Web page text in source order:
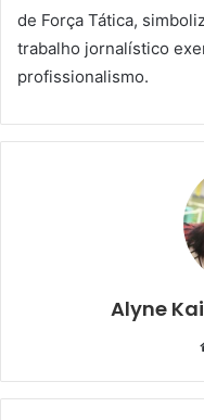
de Força Tática,
trabalho jornalístico
profissionalismo.
Alyne